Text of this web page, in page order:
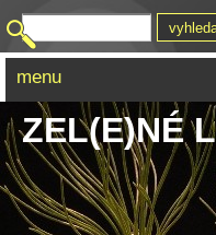
ZEL(E)NÉ
menu